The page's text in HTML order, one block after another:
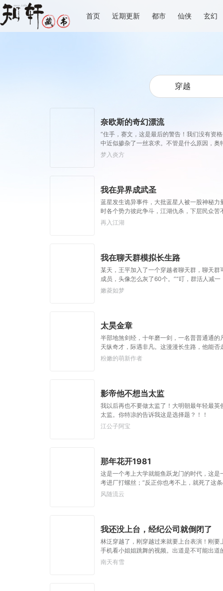
首页 近期更新 都市 仙侠 玄幻
奈欧斯的奇幻漂流
“住手，赛文，这是最后的警告！我们没有资
中近似掺杂了一丝哀求。不管是什么原因，
选择！”说着，赛文高举双手，夕阳的余辉洒
梦入炎方
我在异界成武圣
蓝星发生诡异事件，大批蓝星人被一股神秘
时各个势力彼此争斗，江湖仇杀，下层民众
不停地刷新熟练度，就可以提升对于自身的
再入江湖
我在聊天群模拟长生路
某天，王平加入了一个穿越者聊天群，聊天
成员，头像怎么灰了60个。”“叮，群活人减
坑，群员的死亡率极高，且动不动落地成盒。
嫩菱如梦
太昊金章
半部地煞剑经，十年磨一剑，一名普普通通
天纵奇才，际遇非凡。这漫漫长生路，他能否
粉嫩的萌新作者
影帝他不想当太监
我以后再也不要做太监了！大明朝最年轻最
太监。你特凉的告诉我这是选择题？！！
江公子阿宝
那年花开1981
这是一个考上大学就能鱼跃龙门的时代，这
考进厂打螺丝；“反正你也考不上，就死了这
风随流云
我还没上台，经纪公司就倒闭了
林泛穿越了，刚穿越过来就要上台表演！刚
手机看小姐姐跳舞的视频。出道是不可能出
南天有雪